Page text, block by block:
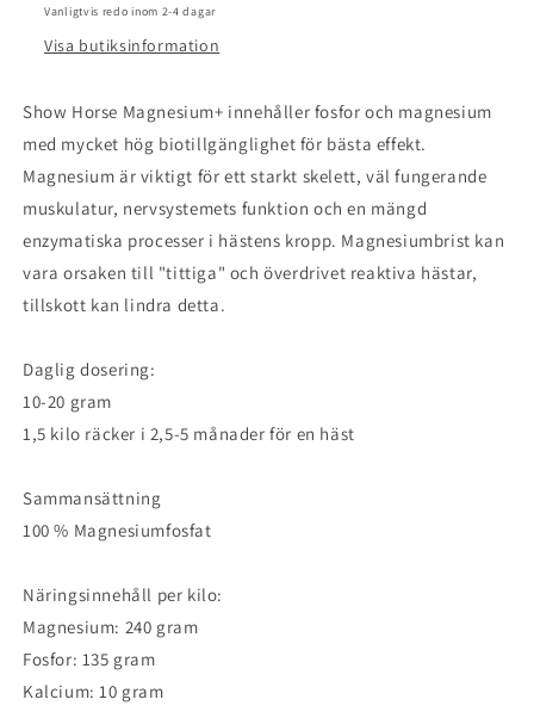
Vanligtvis redo inom 2-4 dagar
Visa butiksinformation
Show Horse Magnesium+ innehåller fosfor och magnesium
med mycket hög biotillgänglighet för bästa effekt.
Magnesium är viktigt för ett starkt skelett, väl fungerande
muskulatur, nervsystemets funktion och en mängd
enzymatiska processer i hästens kropp. Magnesiumbrist kan
vara orsaken till "tittiga" och överdrivet reaktiva hästar,
tillskott kan lindra detta.
Daglig dosering:
10-20 gram
1,5 kilo räcker i 2,5-5 månader för en häst
Sammansättning
100 % Magnesiumfosfat
Näringsinnehåll per kilo:
Magnesium: 240 gram
Fosfor: 135 gram
Kalcium: 10 gram